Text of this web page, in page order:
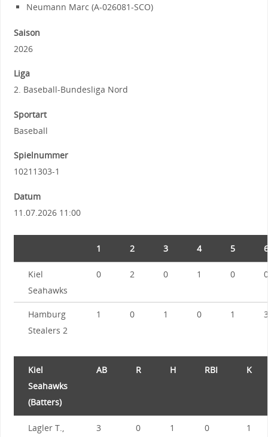
Neumann Marc (A-026081-SCO)
Saison
2026
Liga
2. Baseball-Bundesliga Nord
Sportart
Baseball
Spielnummer
10211303-1
Datum
11.07.2026 11:00
1 2 3 4 5 6
Kiel
Seahawks
0 2 0 1 0 0
Hamburg
Stealers 2
1 0 1 0 1 3
Kiel
Seahawks
(Batters)
AB R H RBI K
Lagler T.,
3 0 1 0 1